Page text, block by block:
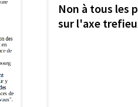
Non à tous les
sur l'axe